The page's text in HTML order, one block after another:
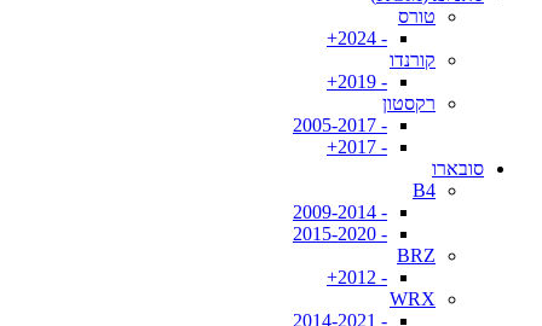
טורס
- 2024+
קורנדו
- 2019+
רקסטון
- 2005-2017
- 2017+
סובארו
B4
- 2009-2014
- 2015-2020
BRZ
- 2012+
WRX
- 2014-2021